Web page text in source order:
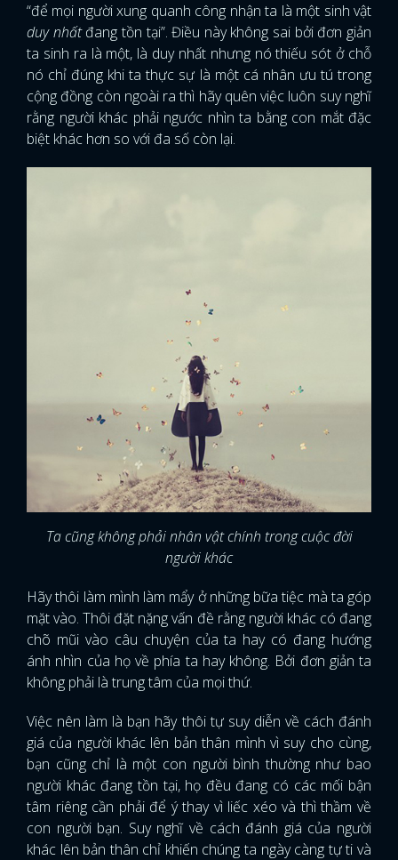
“để mọi người xung quanh công nhận ta là một sinh vật
duy nhấtđang tồn tại”. Điều này không sai bởi đơn giản
ta sinh ra là một, là duy nhất nhưng nó thiếu sót ở chỗ
nó chỉ đúng khi ta thực sự là một cá nhân ưu tú trong
cộng đồng còn ngoài ra thì hãy quên việc luôn suy nghĩ
rằng người khác phải ngước nhìn ta bằng con mắt đặc
biệt khác hơn so với đa số còn lại.
Ta cũng không phải nhân vật chính trong cuộc đời
người khác
Hãy thôi làm mình làm mẩy ở những bữa tiệc mà ta góp
mặt vào. Thôi đặt nặng vấn đề rằng người khác có đang
chõ mũi vào câu chuyện của ta hay có đang hướng
ánh nhìn của họ về phía ta hay không. Bởi đơn giản ta
không phải là trung tâm của mọi thứ.
Việc nên làm là bạn hãy thôi tự suy diễn về cách đánh
giá của người khác lên bản thân mình vì suy cho cùng,
bạn cũng chỉ là một con người bình thường như bao
người khác đang tồn tại, họ đều đang có các mối bận
tâm riêng cần phải để ý thay vì liếc xéo và thì thầm về
con người bạn. Suy nghĩ về cách đánh giá của người
khác lên bản thân chỉ khiến chúng ta ngày càng tự ti và